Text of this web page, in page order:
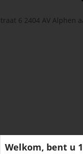
6 2404 AV
Welkom, bent u